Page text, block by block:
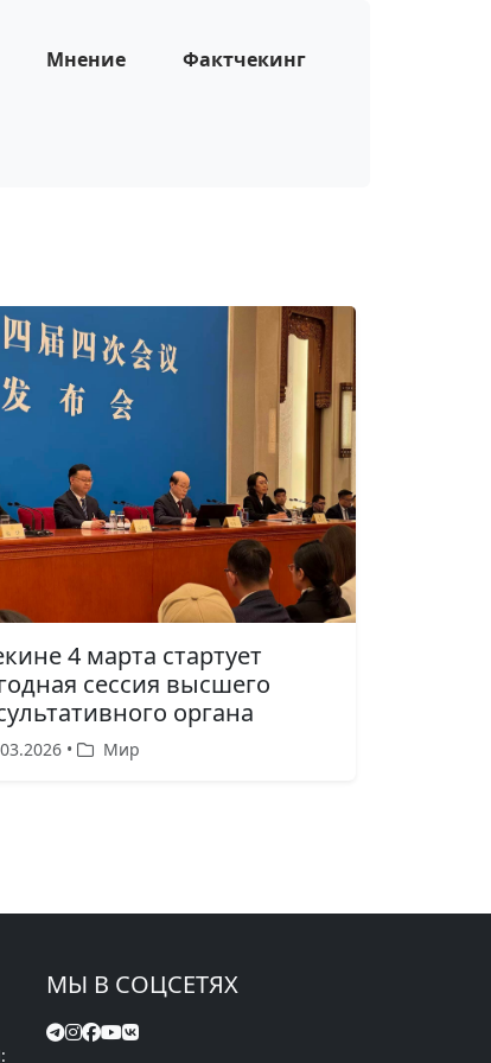
Мнение Фактчекинг
4 марта стартует
сессия высшего
органа
• Мир
МЫ В СОЦСЕТЯХ